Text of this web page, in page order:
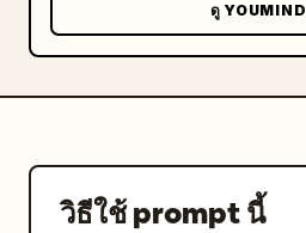
ดู YOUMIND
วิธีใช้ prompt นี้